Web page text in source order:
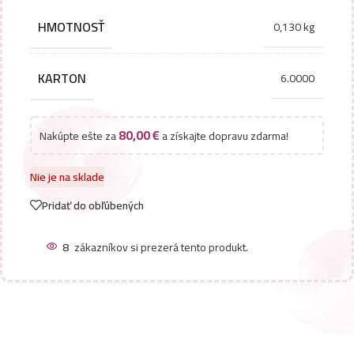
HMOTNOSŤ 0,130 kg
KARTON 6.0000
Nakúpte ešte za80,00€a získajte dopravu zdarma!
Nie je na sklade
Pridať do obľúbených
8 zákazníkov si prezerá tento produkt.